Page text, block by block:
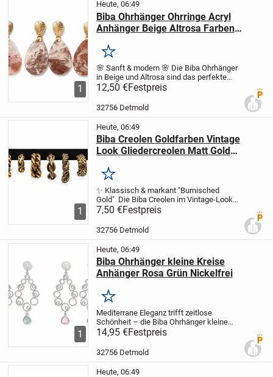
1
Heute, 06:49
Biba Ohrhänger Ohrringe Acryl
Anhänger Beige Altrosa Farben
Merken
🌸 Sanft & modern 🌸 Die Biba Ohrhänger
in Beige und Altrosa sind das perfekte
Statement für jeden Tag. Mit ihren
eleganten Acryl-Anhängern und dem
harmonischen Farbspiel bringen sie
Leichtigkeit und...
12,50 €Festpreis
32756 Detmold
1
Heute, 06:49
Biba Creolen Goldfarben Vintage
Look Gliedercreolen Matt Gold
Merken
✨ Klassisch & markant "Burnisched
Gold" Die Biba Creolen im Vintage-Look
überzeugen mit ihrem matten Goldfinish
und der stilvollen Glieder-Optik.
Ausdrucksstark und zugleich elegant
setzen sie ein...
7,50 €Festpreis
32756 Detmold
1
Heute, 06:49
Biba Ohrhänger kleine Kreise
Anhänger Rosa Grün Nickelfrei
Merken
Mediterrane Eleganz trifft zeitlose
Schönheit – die Biba Ohrhänger kleine
Kreise sind dein neues Lieblingsstück für
jeden Tag. Mit ihren zarten, filigranen
Kreisen und den sanften Farbtönen in
14,95 €Festpreis
32756 Detmold
Heute, 06:49